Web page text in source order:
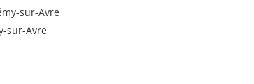
sur-Avre
sur-Avre